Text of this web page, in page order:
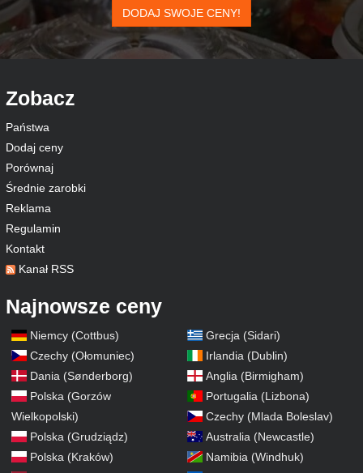
DODAJ SWOJE CENY!
Zobacz
Państwa
Dodaj ceny
Porównaj
Średnie zarobki
Reklama
Regulamin
Kontakt
Kanał RSS
Najnowsze ceny
Niemcy (Cottbus)
Czechy (Ołomuniec)
Dania (Sønderborg)
Polska (Gorzów
Wielkopolski)
Polska (Grudziądz)
Polska (Kraków)
Grecja (Sidari)
Irlandia (Dublin)
Anglia (Birmigham)
Portugalia (Lizbona)
Czechy (Mlada Boleslav)
Australia (Newcastle)
Namibia (Windhuk)